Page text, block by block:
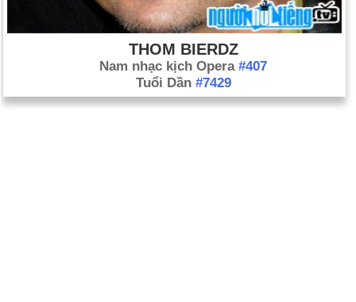
THOM BIERDZ
Nam nhạc kịch Opera #407
Tuổi Dần #7429